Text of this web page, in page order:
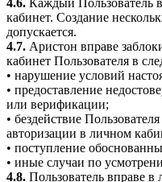
кабинет. Создание
допускается.
4.7. Аристон вправе
кабинет Пользователя в
• нарушение условий
• предоставление
или верификации;
• бездействие
авторизации в личном
• поступление
• иные случаи по
4.8. Пользователь вправе